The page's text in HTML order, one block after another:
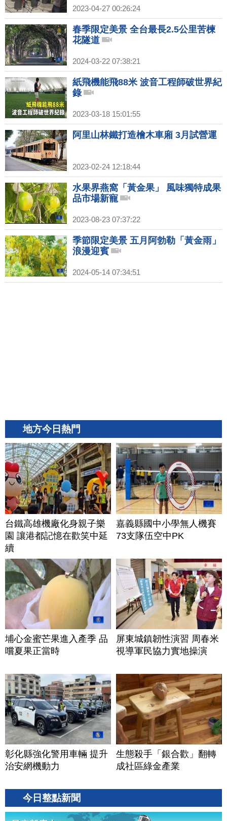
2023-04-27 00:26:24
春季限定美景 全台最長2.5公里苦楝
花隧道
2024-03-22 07:38:21
紙飛機能飛88米 波音工程師破世界紀
錄
2023-03-18 15:01:55
阿里山林鐵打造檜木車廂 3月試營運
2023-02-24 12:18:44
水果界燕窩「黃金果」 風味獨特成果
品市場新寵
2023-08-23 07:37:22
季節限定美景 五月阿勃勒「黃金雨」
浪漫迎賓
2024-05-14 07:34:51
地方今日熱門
台鐵高雄機廠化身親子樂
園 讓港都記憶在歡笑中延
續
嘉義縣國中小學無人機賽
73支隊伍空中PK
埔心金蜜芒果進入產季 品
嚐夏果正當時
屏東城鎮韌性演習 周春米
視導軍民協力實地操演
彰化縣強化警用車輛 提升
治安網機動力
生態殺手「銀合歡」翻轉
成社區綠金產業
今日整點新聞